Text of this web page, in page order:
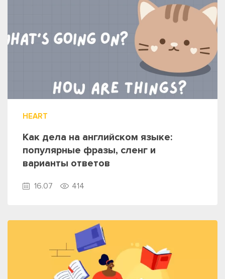
HEART
Как дела на английском языке:
популярные фразы, сленг и
варианты ответов
16.07 414